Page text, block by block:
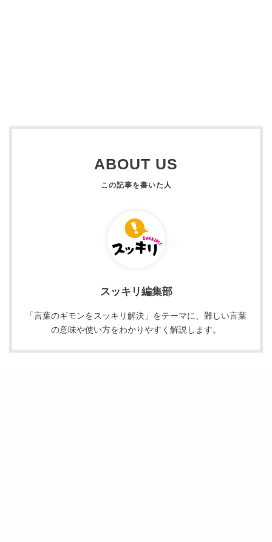
ABOUT US
スッキリ編集部
「言葉のギモンをスッキリ解決」をテーマに、難しい言葉
の意味や使い方をわかりやすく解説します。